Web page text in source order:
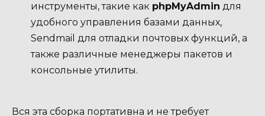
инструменты, такие как phpMyAdmin для
удобного управления базами данных,
Sendmail для отладки почтовых функций, а
также различные менеджеры пакетов и
консольные утилиты.
Вся эта сборка портативна и не требует